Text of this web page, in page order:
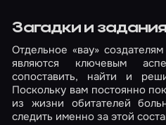
Загадки и задания
Отдельное «вау»
являются ключевым
сопоставить, найти и
Поскольку вам постоянно
из жизни обитателей
следить именно за этой